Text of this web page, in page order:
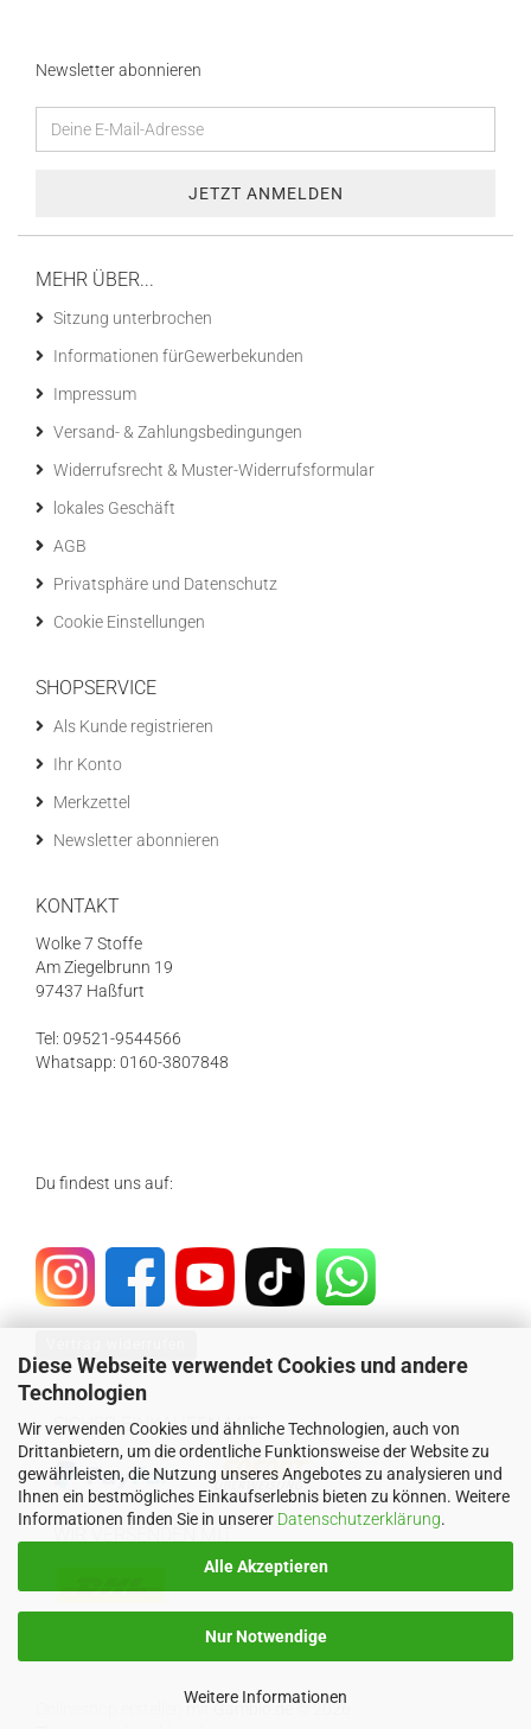
Diese Webseite verwendet Cookies und andere
Technologien
Wir verwenden Cookies und ähnliche Technologien, auch von
Drittanbietern, um die ordentliche Funktionsweise der Website zu
gewährleisten, die Nutzung unseres Angebotes zu analysieren und
Ihnen ein bestmögliches Einkaufserlebnis bieten zu können. Weitere
Informationen finden Sie in unserer Datenschutzerklärung.
Alle Akzeptieren
Nur Notwendige
Weitere Informationen
Newsletter abonnieren
MEHR ÜBER...
Sitzung unterbrochen
Informationen fürGewerbekunden
Impressum
Versand- & Zahlungsbedingungen
Widerrufsrecht & Muster-Widerrufsformular
lokales Geschäft
AGB
Privatsphäre und Datenschutz
Cookie Einstellungen
SHOPSERVICE
Als Kunde registrieren
Ihr Konto
Merkzettel
Newsletter abonnieren
KONTAKT
Wolke 7 Stoffe
Am Ziegelbrunn 19
97437 Haßfurt
Tel: 09521-9544566
Whatsapp: 0160-3807848
Du findest uns auf:
SICHER EINKAUFEN MIT
mit Gambio.de © 2026